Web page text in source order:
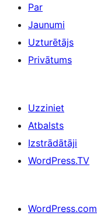
Par
Jaunumi
Uzturētājs
Privātums
Uzziniet
Atbalsts
Izstrādātāji
WordPress.TV
WordPress.com